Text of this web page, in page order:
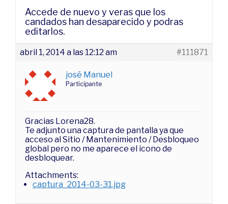
Accede de nuevo y veras que los
candados han desaparecido y podras
editarlos.
abril 1, 2014 a las 12:12 am #111871
josé Manuel
Participante
Gracias Lorena28.
Te adjunto una captura de pantalla ya que
acceso al Sitio / Mantenimiento / Desbloqueo
global pero no me aparece el icono de
desbloquear.
Attachments:
captura_2014-03-31.jpg